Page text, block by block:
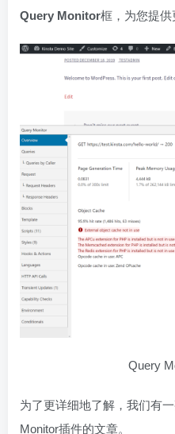
Query Monitor框，为您提供
Query
为了更详细地了解，我们有
Monitor插件的文章。